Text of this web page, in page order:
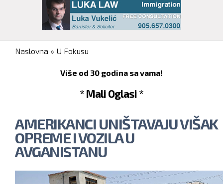
You are here
Naslovna » U Fokusu
Više od 30 godina sa vama!
* Mali Oglasi *
AMERIKANCI UNIŠTAVAJU VIŠAK
OPREME I VOZILA U
AVGANISTANU